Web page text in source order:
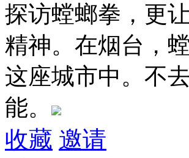
探访螳螂拳，更
精神。在烟台，
这座城市中。不
能。
收藏 邀请